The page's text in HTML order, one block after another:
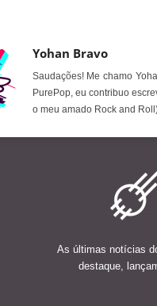
Yohan Bravo
Saudações! Me chamo
PurePop, eu contribuo
o meu amado Rock and
As últimas notícias
destaque,